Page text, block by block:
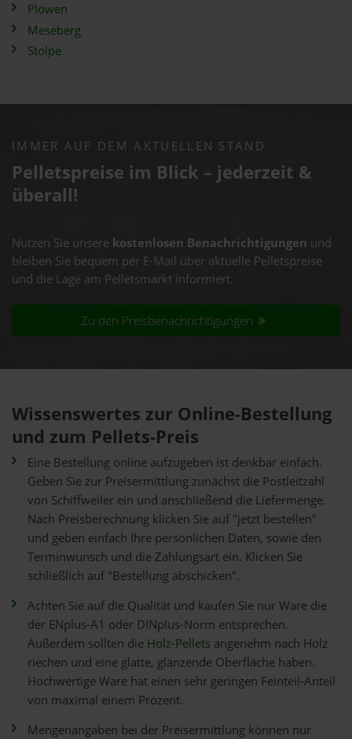
Plöwen
Meseberg
Stolpe
IMMER AUF DEM AKTUELLEN STAND
Pelletspreise im Blick – jederzeit &
überall!
Nutzen Sie unsere kostenlosen Benachrichtigungen und
bleiben Sie bequem per E-Mail über aktuelle Pelletspreise
und die Lage am Pelletsmarkt informiert.
Zu den Preisbenachrichtigungen
Wissenswertes zur Online-Bestellung
und zum Pellets-Preis
Eine Bestellung online aufzugeben ist denkbar einfach.
Geben Sie zur Preisermittlung zunächst die Postleitzahl
von Schiffweiler ein und anschließend die Liefermenge.
Nach Preisberechnung klicken Sie auf "jetzt bestellen"
und geben einfach Ihre persönlichen Daten, sowie den
Terminwunsch und die Zahlungsart ein. Klicken Sie
schließlich auf "Bestellung abschicken".
Achten Sie auf die Qualität und kaufen Sie nur Ware die
der ENplus-A1 oder DINplus-Norm entsprechen.
Außerdem sollten die Holz-Pellets angenehm nach Holz
riechen und eine glatte, glänzende Oberfläche haben.
Hochwertige Ware hat einen sehr geringen Feinteil-Anteil
von maximal einem Prozent.
Mengenangaben bei der Preisermittlung können nur